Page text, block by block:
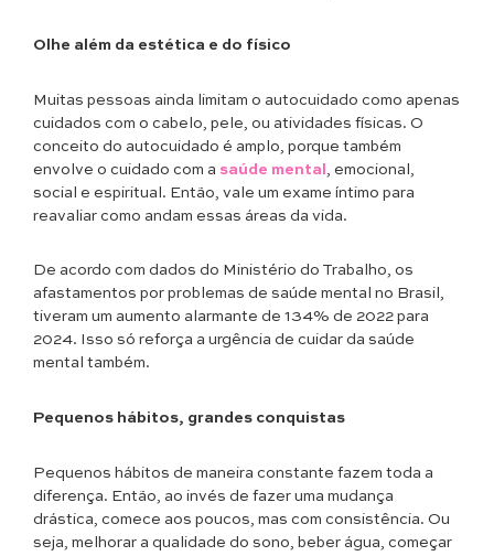
Olhe além da estética e do físico
Muitas pessoas ainda limitam o autocuidado como apenas
cuidados com o cabelo, pele, ou atividades físicas. O
conceito do autocuidado é amplo, porque também
envolve o cuidado com a saúde mental
, emocional,
social e espiritual. Então, vale um exame íntimo para
reavaliar como andam essas áreas da vida.
De acordo com dados do Ministério do Trabalho, os
afastamentos por problemas de saúde mental no Brasil,
tiveram um aumento alarmante de 134% de 2022 para
2024. Isso só reforça a urgência de cuidar da saúde
mental também.
Pequenos hábitos, grandes conquistas
Pequenos hábitos de maneira constante fazem toda a
diferença. Então, ao invés de fazer uma mudança
drástica, comece aos poucos, mas com consistência. Ou
seja, melhorar a qualidade do sono, beber água, começar